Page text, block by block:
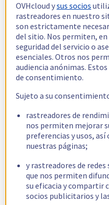
OVHcloud ysus socios
rastreadores en nuestro
son estrictamente
del sitio. Nos permiten,
seguridad del servicio o
esenciales. Otros nos
audiencia anónimas.
de consentimiento.
Sujeto a su
rastreadores de
nos permiten mejorar
preferencias y usos,
nuestras páginas;
y rastreadores de redes
que nos permiten
su eficacia y compartir
socios publicitarios y